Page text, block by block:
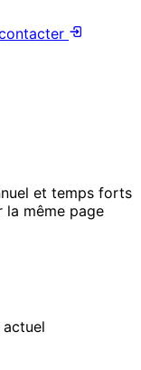
et temps forts
la même page